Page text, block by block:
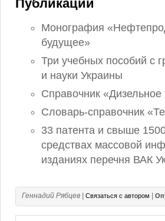
Публикации
Монография
будущее»
Три учебных пособий с
и науки Украины
Справочник «Дизельное
Словарь-справочник
33 патента и свыше
средствах массовой
изданиях перечня ВАК
Геннадий Рябцев Связаться с автором